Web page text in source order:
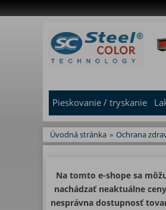
Pieskovanie / tryskanie
Úvodná stránka » Ochrana
Na tomto e-shope sa
nachádzať neaktuálne
nesprávna dostupnosť